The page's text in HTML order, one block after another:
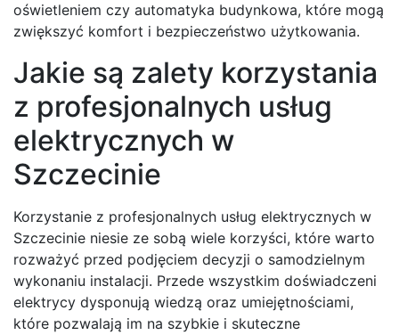
oświetleniem czy automatyka budynkowa, które mogą
zwiększyć komfort i bezpieczeństwo użytkowania.
Jakie są zalety korzystania
z profesjonalnych usług
elektrycznych w
Szczecinie
Korzystanie z profesjonalnych usług elektrycznych w
Szczecinie niesie ze sobą wiele korzyści, które warto
rozważyć przed podjęciem decyzji o samodzielnym
wykonaniu instalacji. Przede wszystkim doświadczeni
elektrycy dysponują wiedzą oraz umiejętnościami,
które pozwalają im na szybkie i skuteczne